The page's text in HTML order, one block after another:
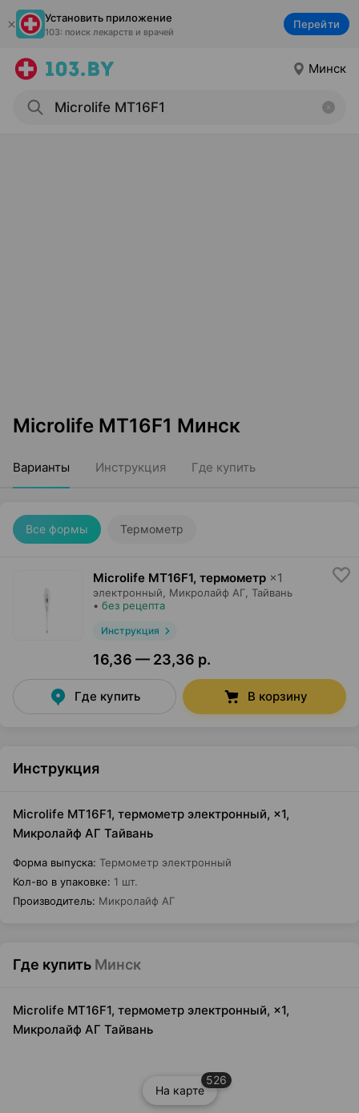
Установить приложение
103: поиск лекарств и врачей
Перейти
Минск
Microlife MT16F1 Минск
Варианты Инструкция Где купить
Все формы Термометр
Microlife MT16F1, термометр ×1
электронный, Микролайф АГ , Тайвань
• без рецепта
Инструкция
16,36 — 23,36 р.
Где купить В корзину
Инструкция
Microlife MT16F1, термометр электронный, ×1,
Микролайф АГ Тайвань
Форма выпуска: Термометр электронный
Кол-во в упаковке: 1 шт.
Производитель: Микролайф АГ
Где купить Минск
Microlife MT16F1, термометр электронный, ×1,
Микролайф АГ Тайвань
На карте
526